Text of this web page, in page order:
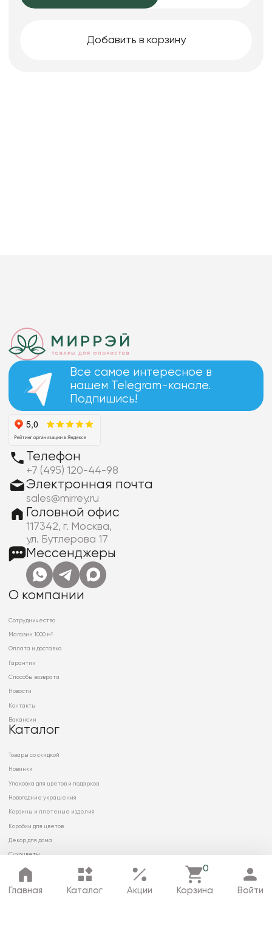
Добавить в корзину
Главная Каталог Акции
0
Корзина Войти
Все самое интересное в
нашем Telegram-канале.
Подпишись!
Телефон
+7 (495) 120-44-98
Электронная почта
sales@mirrey.ru
Головной офис
117342, г. Москва,
ул. Бутлерова 17
Мессенджеры
О компании
Сотрудничество
Магазин 1000 м²
Оплата и доставка
Гарантии
Способы возврата
Новости
Контакты
Вакансии
Каталог
Товары со скидкой
Новинки
Упаковка для цветов и подарков
Новогодние украшения
Корзины и плетеные изделия
Коробки для цветов
Декор для дома
Сухоцветы
© 2026 ООО «МИРРЭЙ»